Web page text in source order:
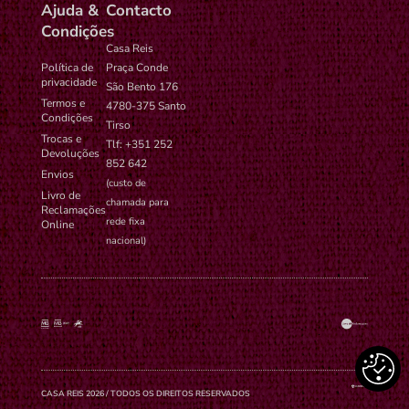
Ajuda &
Condições
Política de
privacidade
Termos e
Condições
Trocas e
Devoluções
Envios
Livro de
Reclamações
Online
Contacto
Casa Reis
Praça Conde
São Bento 176
4780-375 Santo
Tirso
Tlf: +351 252
852 642
(custo de
chamada para
rede fixa
nacional)
CASA REIS 2026 / TODOS OS DIREITOS RESERVADOS